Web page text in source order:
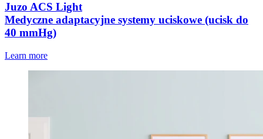
Juzo ACS Light
Medyczne adaptacyjne systemy uciskowe (ucisk do
40 mmHg)
Learn more